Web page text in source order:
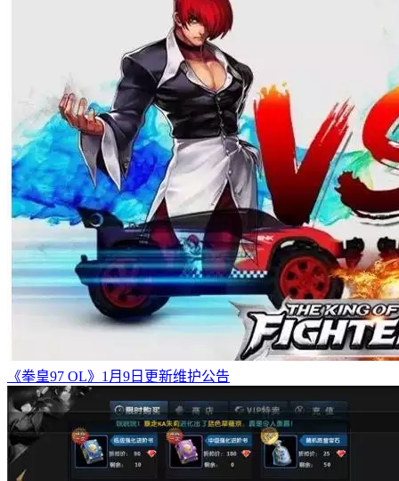
《拳皇97 OL》1月9日更新维护公告